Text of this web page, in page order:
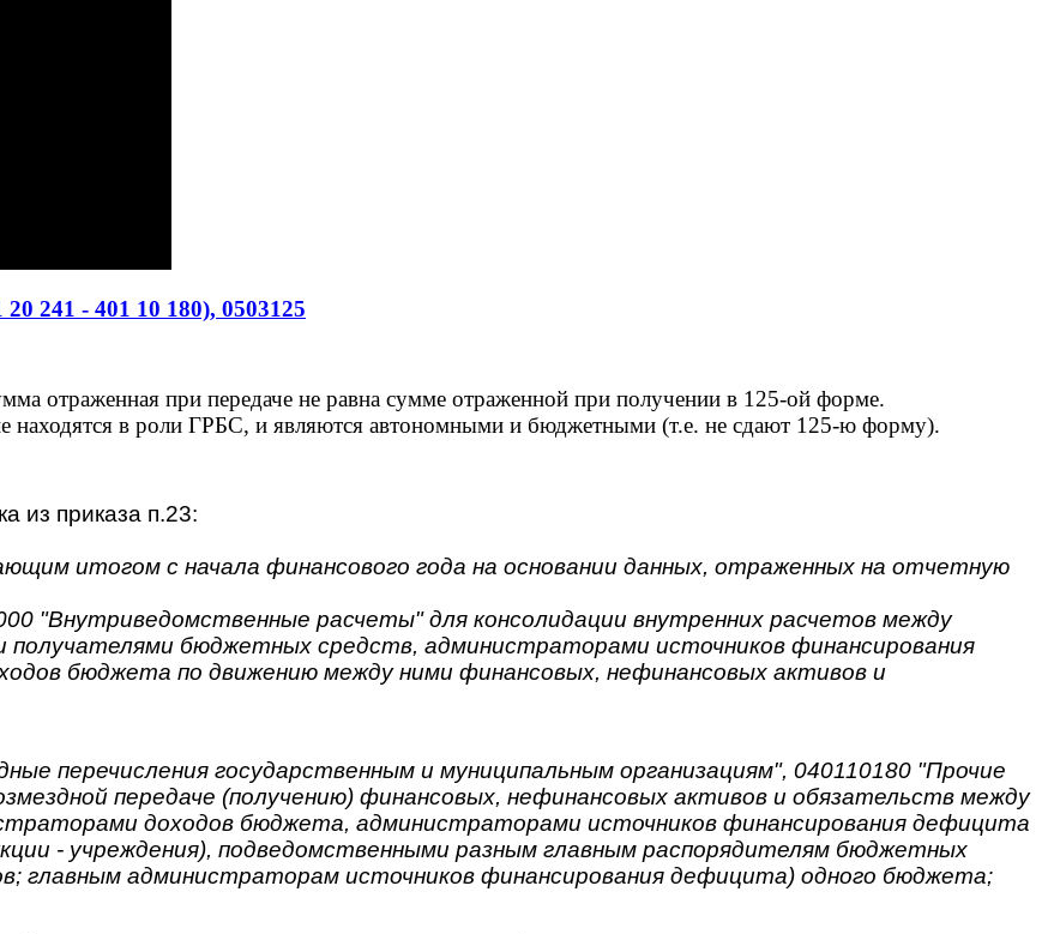
241 - 401 10 180), 0503125
отраженная при передаче не равна сумме отраженной при получении в 125-ой форме.
находятся в роли ГРБС, и являются автономными и бюджетными (т.е. не сдают 125-ю форму).
из приказа п.23:
итогом с начала финансового года на основании данных, отраженных на отчетную
"Внутриведомственные расчеты" для консолидации внутренних расчетов между
получателями бюджетных средств, администраторами источников финансирования
бюджета по движению между ними финансовых, нефинансовых активов и
перечисления государственным и муниципальным организациям", 040110180 "Прочие
передаче (получению) финансовых, нефинансовых активов и обязательств между
доходов бюджета, администраторами источников финансирования дефицита
- учреждения), подведомственными разным главным распорядителям бюджетных
главным администраторам источников финансирования дефицита) одного бюджета;